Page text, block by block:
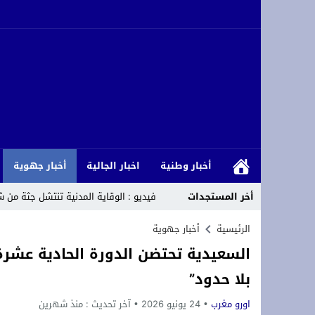
أخبار وطنية اخبار الجالية أخبار جهوية
أخر المستجدات
فيديو : الوقاية المدنية تنتشل جثة من
الاتحاد الاشتراكي للقوات الشعبية
Donald Trump, castigar a Argelia
وجدة : اختلالات بأرصفة شارع سيدي
الرئيسية أخبار جهوية
السعيدية تحتضن الدورة الحادية
بلا حدود”
اورو مغرب 24 يونيو 2026 آخر تحديث : منذ شهرين